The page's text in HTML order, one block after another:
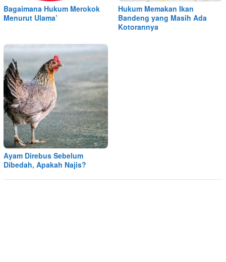
Bagaimana Hukum Merokok
Menurut Ulama’
Hukum Memakan Ikan
Bandeng yang Masih Ada
Kotorannya
Ayam Direbus Sebelum
Dibedah, Apakah Najis?